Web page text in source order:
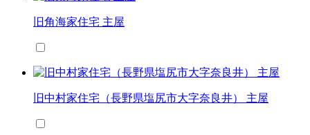
旧角海家住宅 主屋
旧中村家住宅（長野県塩尻市大字奈良井） 主屋